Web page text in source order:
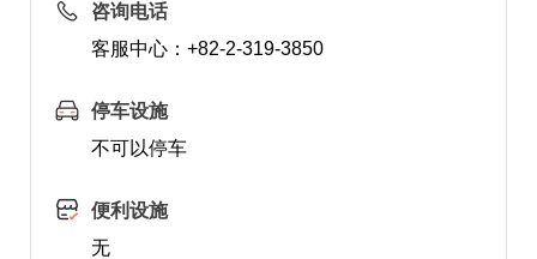
咨询电话
客服中心：+82-2-319-3850
停车设施
不可以停车
便利设施
无